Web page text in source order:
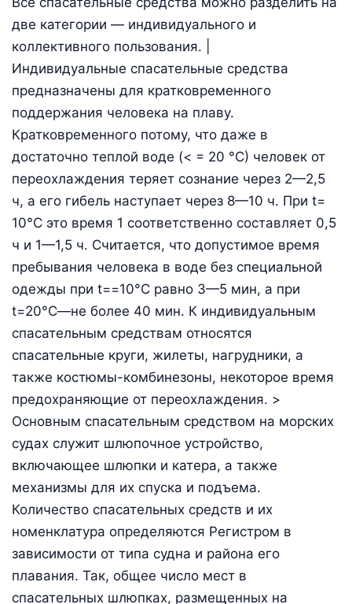
две категории — индивидуального и
коллективного пользования. |
Индивидуальные спасательные средства
предназначены для кратковременного
поддержания человека на плаву.
Кратковременного потому, что даже в
достаточно теплой воде (< = 20 °С) человек от
переохлаждения теряет сознание через 2—2,5
ч, а его гибель наступает через 8—10 ч. При t=
10°С это время 1 соответственно составляет 0,5
ч и 1—1,5 ч. Считается, что допустимое время
пребывания человека в воде без специальной
одежды при t==10°С равно 3—5 мин, а при
t=20°С—не более 40 мин. К индивидуальным
спасательным средствам относятся
спасательные круги, жилеты, нагрудники, а
также костюмы-комбинезоны, некоторое время
предохраняющие от переохлаждения. >
Основным спасательным средством на морских
судах служит шлюпочное устройство,
включающее шлюпки и катера, а также
механизмы для их спуска и подъема.
Количество спасательных средств и их
номенклатура определяются Регистром в
зависимости от типа судна и района его
плавания. Так, общее число мест в
спасательных шлюпках, размещенных на